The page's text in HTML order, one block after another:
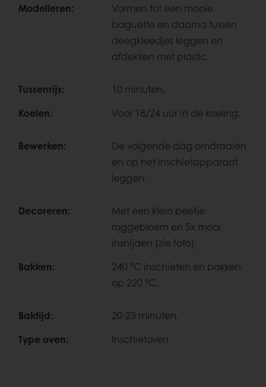
Modelleren:
Vormen tot een mooie
baguette en daarna tussen
deegkleedjes leggen en
afdekken met plastic.
Tussenrijs:
10 minuten.
Koelen:
Voor 18/24 uur in de koeling.
Bewerken:
De volgende dag omdraaien
en op het inschietapparaat
leggen.
Decoreren:
Met een klein beetje
roggebloem en 5x mooi
insnijden (zie foto).
Bakken:
240 °C inschieten en bakken
op 220 °C.
Baktijd:
20-23 minuten.
Type oven:
Inschietoven